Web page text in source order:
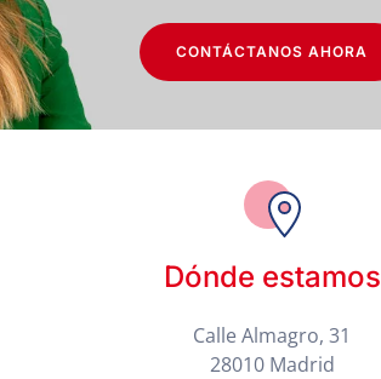
CONTÁCTANOS AHORA
Dónde estamos
Calle Almagro, 31
28010 Madrid